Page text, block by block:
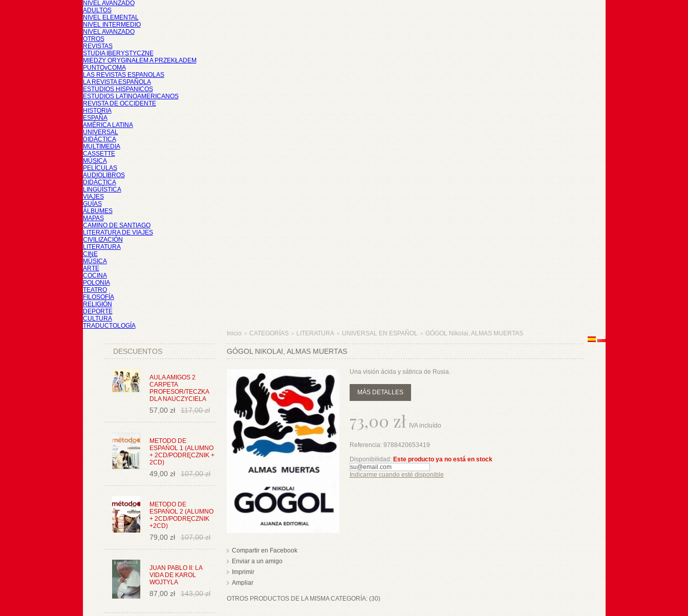
NIVEL AVANZADO
ADULTOS
NIVEL ELEMENTAL
NIVEL INTERMEDIO
NIVEL AVANZADO
OTROS
REVISTAS
STUDIA IBERYSTYCZNE
MIĘDZY ORYGINAŁEM A PRZEKŁADEM
PUNTOyCOMA
LAS REVISTAS ESPANOLAS
LA REVISTA ESPAÑOLA
ESTUDIOS HISPANICOS
ESTUDIOS LATINOAMERICANOS
REVISTA DE OCCIDENTE
HISTORIA
ESPAÑA
AMÉRICA LATINA
UNIVERSAL
DIDÁCTICA
MULTIMEDIA
CASSETTE
MÚSICA
PELÍCULAS
AUDIOLIBROS
DIDÁCTICA
LINGÜÍSTICA
VIAJES
GUÍAS
ÁLBUMES
MAPAS
CAMINO DE SANTIAGO
LITERATURA DE VIAJES
CIVILIZACIÓN
LITERATURA
CINE
MÚSICA
ARTE
COCINA
POLONIA
TEATRO
FILOSOFÍA
RELIGIÓN
DEPORTE
CULTURA
TRADUCTOLOGÍA
DESCUENTOS
AULA AMIGOS 2
CARPETA
PROFESOR/TECZKA
DLA NAUCZYCIELA
57,00 zł 117,00 zł
METODO DE
ESPAŃOL 1 (ALUMNO
+ 2CD/PODRĘCZNIK +
2CD)
49,00 zł 107,00 zł
METODO DE
ESPAŃOL 2 (ALUMNO
+ 2CD/PODRĘCZNIK
+2CD)
79,00 zł 107,00 zł
JUAN PABLO II: LA
VIDA DE KAROL
WOJTYLA
87,00 zł 143,00 zł
Inicio > CATEGORÍAS > LITERATURA > UNIVERSAL EN ESPAÑOL > GÓGOL Nikolai, ALMAS MUERTAS
GÓGOL NIKOLAI, ALMAS MUERTAS
Compartir en Facebook
Enviar a un amigo
Imprimir
Ampliar
Una visión ácida y sátirica de Rusia.
MÁS DETALLES
73,00 zł IVA incluído
Referencia: 9788420653419
Disponibilidad: Este producto ya no está en stock
Indicarme cuando esté disponible
OTROS PRODUCTOS DE LA MISMA CATEGORÍA: (30)